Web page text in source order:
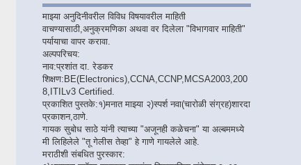
माझ्या अनुदिनीवरील विविध विषयावरील माहिती
वाचण्यासाठी,अनुक्रमणिका अथवा वर दिलेला "विभागवार माहिती"
पर्यायाचा वापर करावा.
अल्पपरिचय:
नाव:प्रशांत दा. रेडकर
शिक्षण:BE(Electronics),CCNA,CCNP,MCSA2003,200
8,ITILv3 Certified.
प्रकाशित पुस्तके:१)मनात माझ्या २)स्पर्श नवा(चारोळी संग्रह)शारदा
प्रकाशन,ठाणे.
गायक सुबोध साठे यांनी त्याच्या "अजूनही कळेचना" या अल्बममध्ये
मी लिहिलेले "तू गेलीस तेव्हा" हे गाणे गायलेले आहे.
मराठीशी संबधित पुरस्कार: